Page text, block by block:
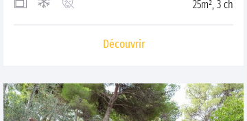
25m², 3 ch
Découvrir